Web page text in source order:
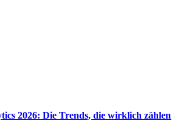
2026: Die Trends, die wirklich zählen